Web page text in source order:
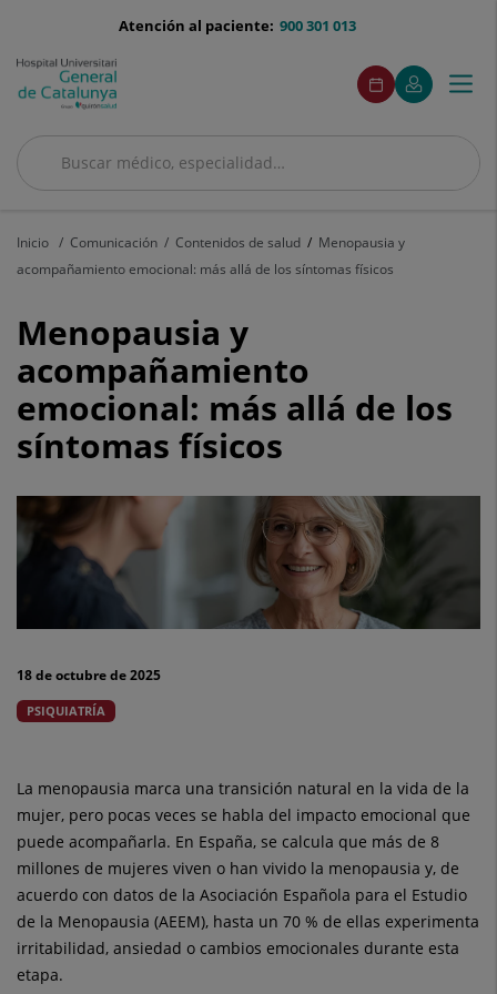
menu-
900 301 013
Atención al paciente:
Buscar
Buscar
menuAcceso
Pedir
cita
Este
enlace
se
en
Mi
Quirónsalud
Este
enlace
se
en
ventana
Menú
Inicio Comunicación Contenidos de salud
Menopausia y
acompañamiento emocional: más allá de los síntomas físicos
Menopausia
y
acompañamiento
emocional:
más
allá
de
físicos
Menopausia y
acompañamiento
emocional: más allá de los
síntomas físicos
18 de octubre de 2025
PSIQUIATRÍA
La menopausia marca una transición natural en la vida de la
mujer, pero pocas veces se habla del impacto emocional que
puede acompañarla. En España, se calcula que más de 8
millones de mujeres viven o han vivido la menopausia y, de
acuerdo con datos de la Asociación Española para el Estudio
de la Menopausia (AEEM), hasta un 70 % de ellas experimenta
irritabilidad, ansiedad o cambios emocionales durante esta
etapa.